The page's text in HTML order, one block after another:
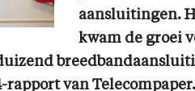
aansluitingen.
kwam de groei
van